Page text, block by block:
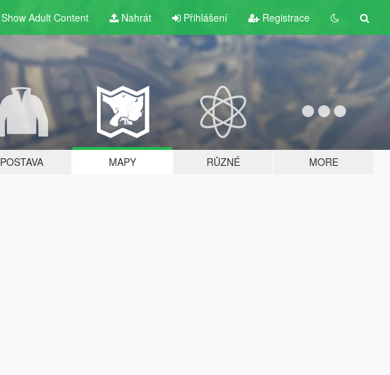
Show Adult Content Nahrát Přihlášení Registrace
POSTAVA MAPY RŮZNÉ MORE